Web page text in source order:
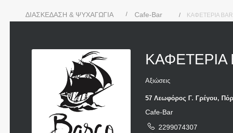
ΔΙΑΣΚΕΔΑΣΗ & ΨΥΧΑΓΩΓΙΑ
Cafe-Bar ΚΑΦΕΤΕΡΙΑ
ΚΑΦΕΤΕΡΙΑ
Αξιώσεις
57 Λεωφόρος Γ. Γρέγου,
Cafe-Bar
2299074307